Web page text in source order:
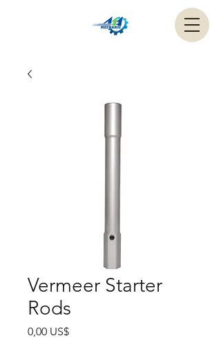
Vermeer Starter
Rods
0,00 US$Precio